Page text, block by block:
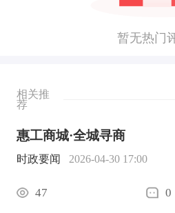
暂无热门
相关推
荐
惠工商城·全城寻商
时政要闻 2026-04-30 17:00
47 0